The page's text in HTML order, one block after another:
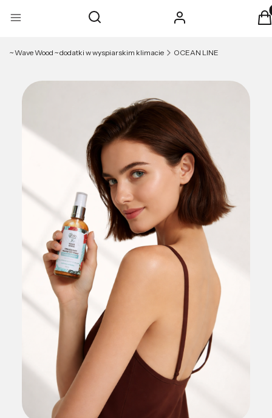
Menu Otwórz wyszukiwarkę
Szukaj Zaloguj się
~ Wave Wood ~ dodatki w wyspiarskim klimacie OCEAN LINE